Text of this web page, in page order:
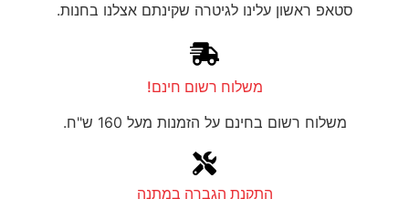
סטאפ ראשון עלינו לגיטרה שקינתם אצלנו בחנות.
משלוח רשום חינם!
משלוח רשום בחינם על הזמנות מעל 160 ש"ח.
התקנת הגברה במתנה